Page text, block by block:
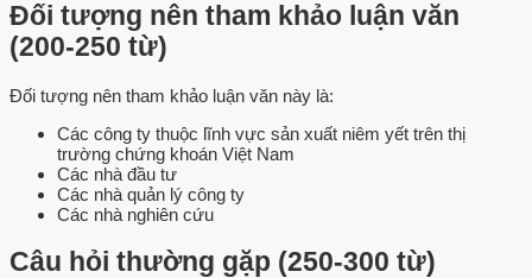
Đối tượng nên tham khảo luận văn
(200-250 từ)
Đối tượng nên tham khảo luận văn này là:
Các công ty thuộc lĩnh vực sản xuất niêm yết trên thị
trường chứng khoán Việt Nam
Các nhà đầu tư
Các nhà quản lý công ty
Các nhà nghiên cứu
Câu hỏi thường gặp (250-300 từ)